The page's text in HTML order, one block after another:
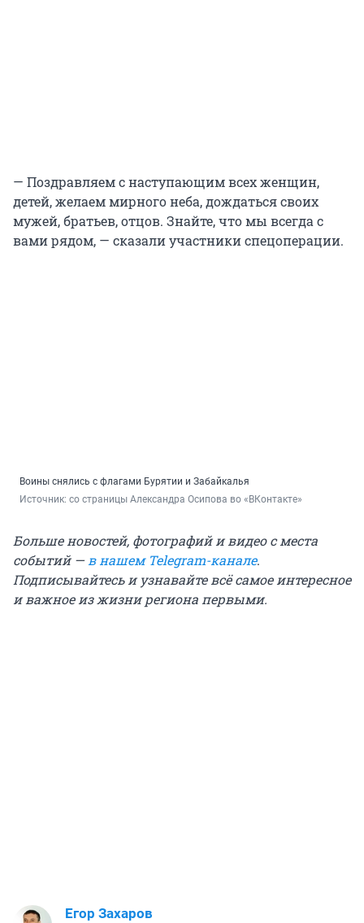
— Поздравляем с наступающим всех женщин,
детей, желаем мирного неба, дождаться своих
мужей, братьев, отцов. Знайте, что мы всегда с
вами рядом, — сказали участники спецоперации.
Воины снялись с флагами Бурятии и Забайкалья
Источник: со страницы Александра Осипова во «ВКонтакте»
Больше новостей, фотографий и видео с места
событий —в нашем Telegram-канале.
Подписывайтесь и узнавайте всё самое интересное
и важное из жизни региона первыми.
Егор Захаров